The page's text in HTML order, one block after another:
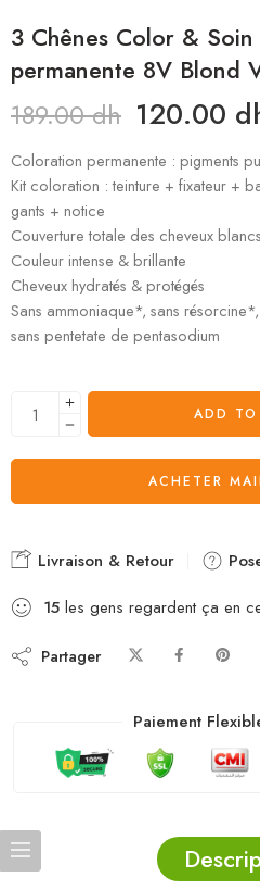
3 Chênes Color &
permanente 8V Blond
189.00dh 120.00
Coloration permanente : pigments
Kit coloration : teinture + fixateur +
gants + notice
Couverture totale des cheveux blancs
Couleur intense & brillante
Cheveux hydratés & protégés
Sans ammoniaque*, sans
sans pentetate de pentasodium
ADD TO
ACHETER
Livraison & Retour
15 les gens regardent ça en
Partager
Paiement